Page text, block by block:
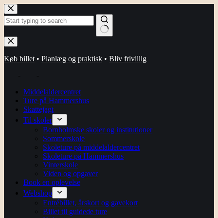
Fortsæt
til
indhold
Ingen
resultater
Køb billet • Planlæg og praktisk • Bliv frivillig
-
-
Middelaldercentret
Ture på Hammershus
Skattejagt
Til skoler
Bornholmske skoler og institutioner
Sommerskole
Skoleture på middelaldercentret
Skoleture på Hammershus
Vinterskole
Viden og opgaver
Book en oplevelse
Webshop
Entrébillet, årskort og gavekort
Billet til guidede ture